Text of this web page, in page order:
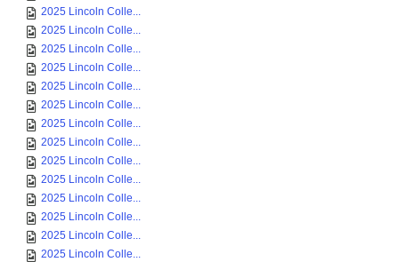
2025 Lincoln Colle...
2025 Lincoln Colle...
2025 Lincoln Colle...
2025 Lincoln Colle...
2025 Lincoln Colle...
2025 Lincoln Colle...
2025 Lincoln Colle...
2025 Lincoln Colle...
2025 Lincoln Colle...
2025 Lincoln Colle...
2025 Lincoln Colle...
2025 Lincoln Colle...
2025 Lincoln Colle...
2025 Lincoln Colle...